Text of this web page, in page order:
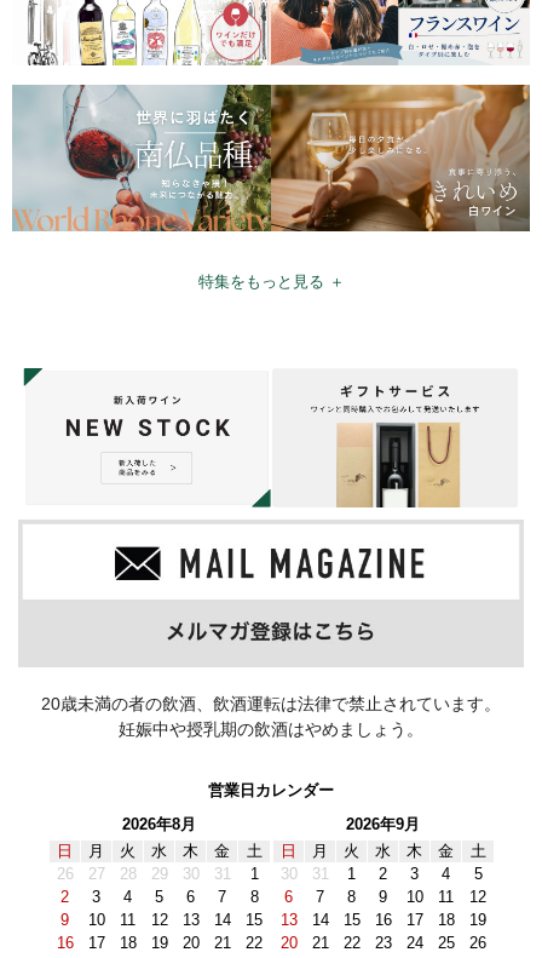
特集をもっと見る ＋
20歳未満の者の飲酒、飲酒運転は法律で禁止されています。
妊娠中や授乳期の飲酒はやめましょう。
営業日カレンダー
2026年8月
日
月 火 水 木 金
土
26
27 28 29 30 31
1
2
3 4 5 6 7
8
9
10 11 12 13 14
15
16
17 18 19 20 21
22
2026年9月
日
月 火 水 木 金
土
30
31 1 2 3 4
5
6
7 8 9 10 11
12
13
14 15 16 17 18
19
20
21 22 23 24 25
26